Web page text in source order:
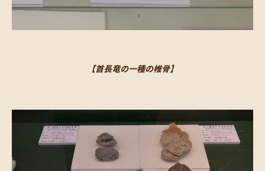
【首長竜の一種の椎骨】